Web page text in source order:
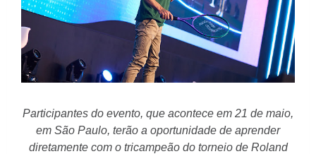
Participantes do evento, que acontece em 21 de maio,
em São Paulo, terão a oportunidade de aprender
diretamente com o tricampeão do torneio de Roland